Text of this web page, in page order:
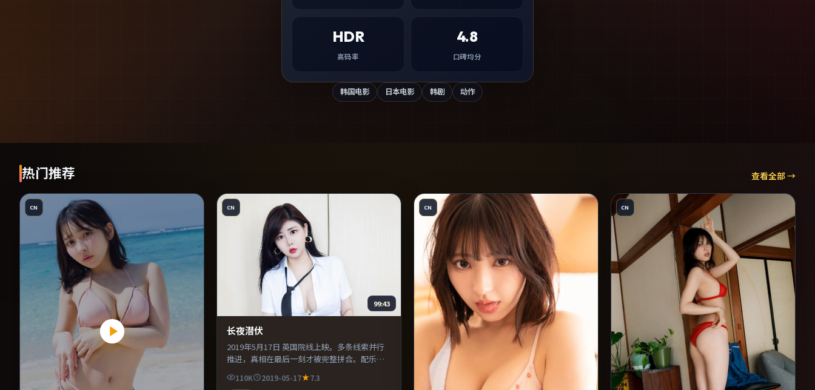
HDR
高码率
4.8
口碑均分
韩国电影 日本电影 韩剧 动作
热门推荐 查看全部 →
CN CN
99:43
长夜潜伏
2019年5月17日 英国院线上映。多条线索并行
推进，真相在最后一刻才被完整拼合。配乐与
声场设计突出环境质感，使观众更易沉浸其
中。推荐给偏爱群像戏与命运母题的影迷。
110K 2019-05-17
7.3
CN CN